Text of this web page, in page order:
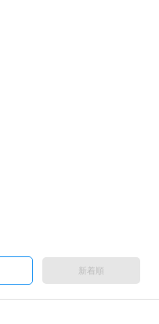
新着順